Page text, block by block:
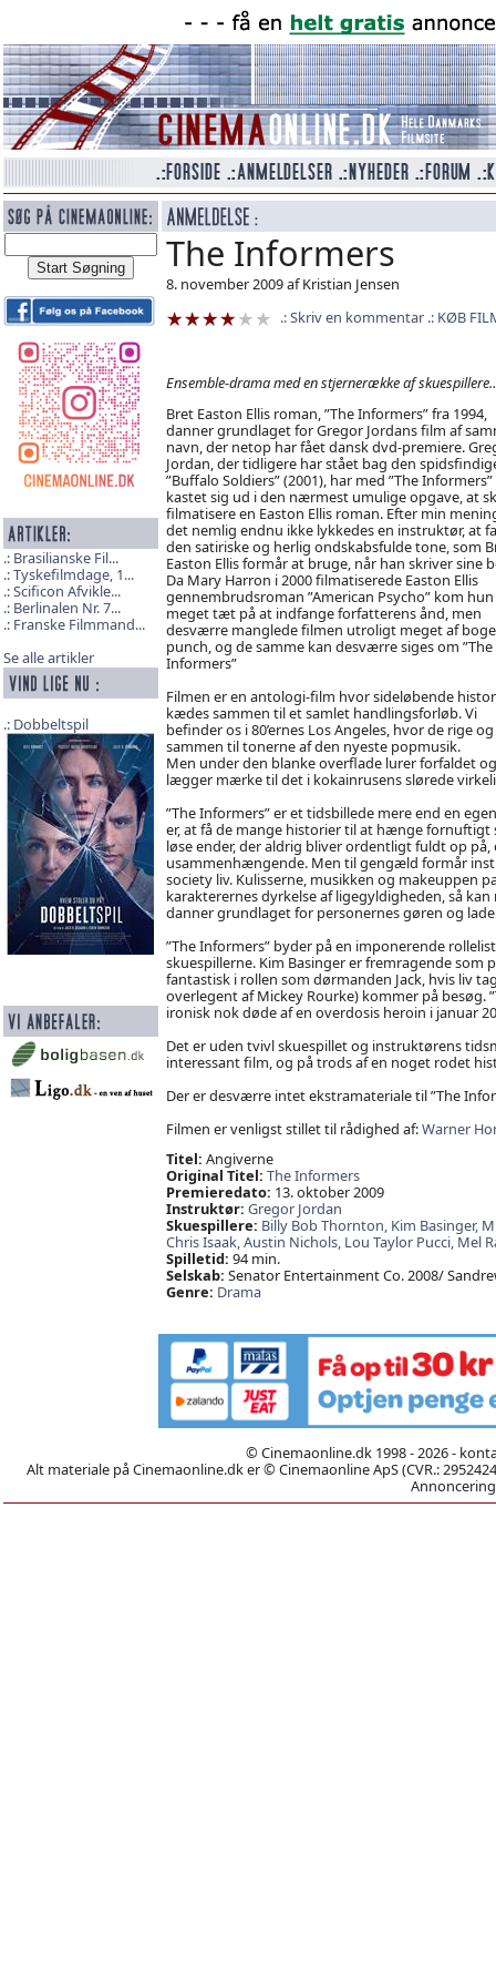
Brasilianske Fil...
Tyskefilmdage, 1...
Scificon Afvikle...
Berlinalen Nr. 7...
Franske Filmmand...
Se alle artikler
Dobbeltspil
The Informers
8. november 2009 af Kristian Jensen
Skriv en kommentar
KØB
Ensemble-drama med en stjernerække af
Bret Easton Ellis roman, ”The Informers” fra 1994,
danner grundlaget for Gregor Jordans film af
navn, der netop har fået dansk dvd-premiere.
Jordan, der tidligere har stået bag den
”Buffalo Soldiers” (2001), har med ”The Informers”
kastet sig ud i den nærmest umulige opgave, at
filmatisere en Easton Ellis roman. Efter min
det nemlig endnu ikke lykkedes en instruktør, at
den satiriske og herlig ondskabsfulde tone, som
Easton Ellis formår at bruge, når han skriver sine
Da Mary Harron i 2000 filmatiserede Easton Ellis
gennembrudsroman ”American Psycho” kom hun
meget tæt på at indfange forfatterens ånd, men
desværre manglede filmen utroligt meget af
punch, og de samme kan desværre siges om ”The
Informers”
Filmen er en antologi-film hvor sideløbende
kædes sammen til et samlet handlingsforløb. Vi
befinder os i 80’ernes Los Angeles, hvor de rige
sammen til tonerne af den nyeste popmusik.
Men under den blanke overflade lurer forfaldet
lægger mærke til det i kokainrusens slørede
”The Informers” er et tidsbillede mere end en
er, at få de mange historier til at hænge fornuftigt
løse ender, der aldrig bliver ordentligt fuldt op
usammenhængende. Men til gengæld formår
society liv. Kulisserne, musikken og makeuppen
karakterernes dyrkelse af ligegyldigheden, så
danner grundlaget for personernes gøren og
”The Informers” byder på en imponerende
skuespillerne. Kim Basinger er fremragende
fantastisk i rollen som dørmanden Jack, hvis liv
overlegent af Mickey Rourke) kommer på besøg.
ironisk nok døde af en overdosis heroin i januar
Det er uden tvivl skuespillet og instruktørens
interessant film, og på trods af en noget rodet
Der er desværre intet ekstramateriale til ”The
Filmen er venligst stillet til rådighed af:Warner
Titel: Angiverne
Original Titel: The Informers
Premieredato: 13. oktober 2009
Instruktør: Gregor Jordan
Skuespillere: Billy Bob Thornton, Kim Basinger,
Chris Isaak,Austin Nichols, Lou Taylor Pucci, Mel
Spilletid: 94 min.
Selskab: Senator Entertainment Co. 2008/
Genre: Drama
© Cinemaonline.dk 1998 - 2026 -
Alt materiale på Cinemaonline.dk er © Cinemaonline ApS (CVR.: